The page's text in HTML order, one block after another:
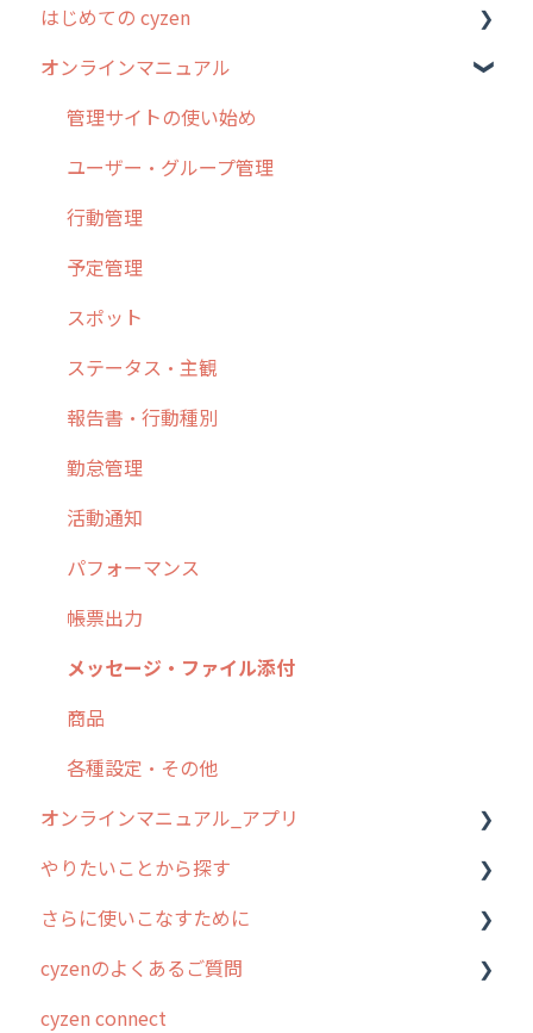
過去のリリース
2019年までのリリース情報
お客様の声を実現しました
はじめての cyzen
0. はじめてのcyzenの使い方
1. cyzenについて知ろう
2. 主要機能の概要
3. cyzenの位置情報取得について
4. cyzen利用前の準備：システム管理者編
5. 基本的な使い方：システム管理者編
6. 基本的な使い方：ユーザー編
7. 初心者向けよくある質問集
8. 用語集
9. もっと便利に利用するための設定
10.ユーザー向けおすすめの使い方
【業界業種別】cyzen設定方法
オンラインマニュアル
管理サイトの使い始め
ユーザー・グループ管理
行動管理
予定管理
スポット
ステータス・主観
報告書・行動種別
勤怠管理
活動通知
パフォーマンス
帳票出力
メッセージ・ファイル添付
商品
各種設定・その他
オンラインマニュアル_アプリ
アプリの使い始め
ホーム画面
スポット
報告閲覧
やりたいことから探す
行動管理
勤怠管理
予定管理
さらに使いこなすために
はじめに
スポット・ステータス関連オプション
cyzenのよくあるご質問
ログインについて
cyzen connect